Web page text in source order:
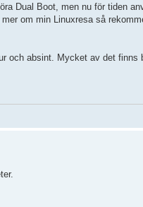
Dual Boot, men nu för tiden
om min Linuxresa så
och absint. Mycket av det